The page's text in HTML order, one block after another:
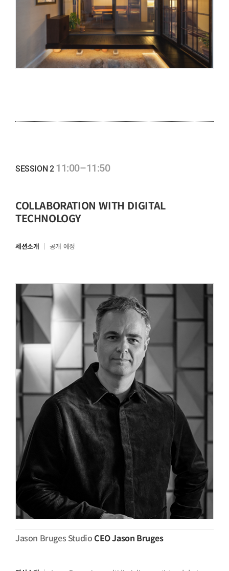
SESSION 2 11:00–11:50
COLLABORATION WITH DIGITAL
TECHNOLOGY
세션소개 ｜ 공개 예정
Jason Bruges Studio CEO Jason Bruges